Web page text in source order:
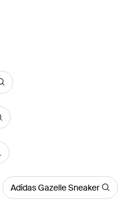
Adidas Gazelle Sneaker